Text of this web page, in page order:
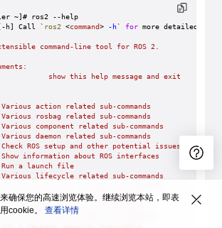
~]# ros2 --help
h] Call ` ros2 <command> -h` for more detailed
command-line tool for ROS 2.
show
this help message and exit
action related sub-commands
rosbag related sub-commands
Various
component related sub-commands
daemon related sub-commands
Check
ROS setup and other potential
issues
Show
information about ROS interfaces
Run
a launch file
Various
lifecycle related sub-commands
node related sub-commands
param related
package related
确保您的高速浏览体验。继续浏览本站，即表
cookie。 查看详情